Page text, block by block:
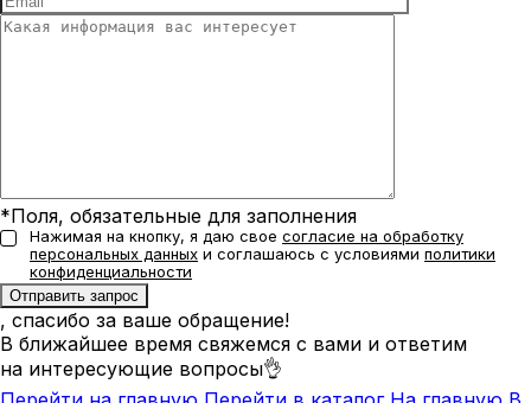
*Поля, обязательные для заполнения
Нажимая на кнопку, я даю свое согласие на обработку
персональных данных и соглашаюсь с условиями политики
конфиденциальности
, спасибо за ваше обращение!
В ближайшее время свяжемся с вами и ответим
на интересующие вопросы👌